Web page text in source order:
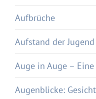
Aufbrüche
Aufstand der Jugend
Auge in Auge –
Augenblicke: